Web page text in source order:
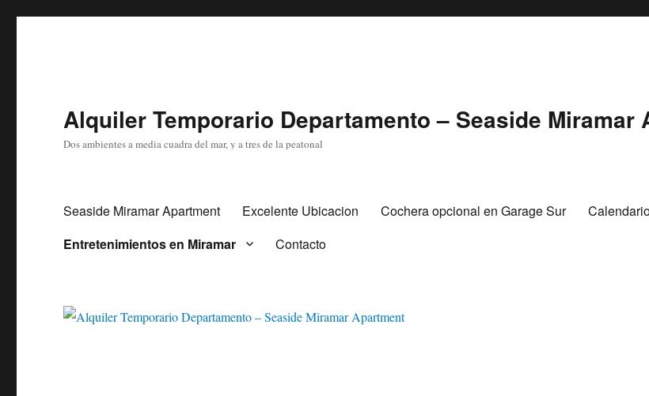
Alquiler Temporario Departamento – Seaside Miramar
Dos ambientes a media cuadra del mar, y a tres de la peatonal
Seaside Miramar Apartment Excelente Ubicacion Cochera opcional en Garage Sur
Entretenimientos en Miramar
Contacto